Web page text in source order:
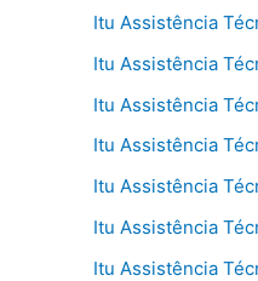
Itu Assistência
Itu Assistência
Itu Assistência
Itu Assistência
Itu Assistência
Itu Assistência
Itu Assistência